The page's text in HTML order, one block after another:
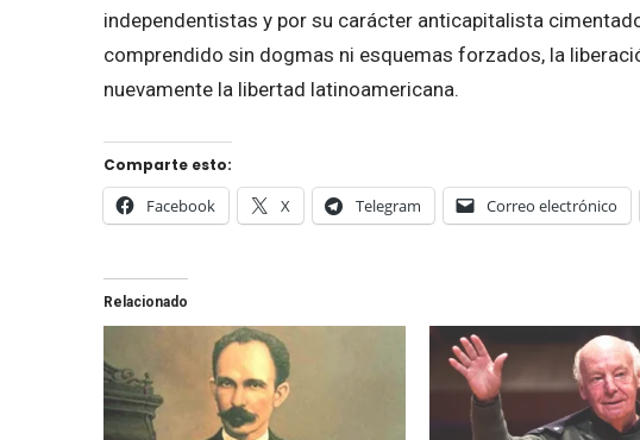
independentistas y por su carácter anticapitalista
comprendido sin dogmas ni esquemas forzados, la
nuevamente la libertad latinoamericana.
Comparte esto:
Facebook X Telegram Correo electrónico
Relacionado